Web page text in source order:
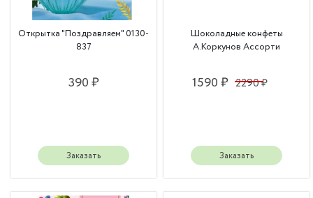
Открытка "Поздравляем" 0130-
837
390 ₽
Заказать
Шоколадные конфеты
А.Коркунов Ассорти
1590 ₽ 2290 ₽
Заказать